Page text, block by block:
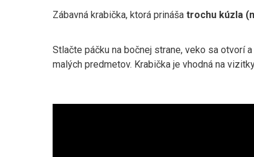
Zábavná krabička, ktorá prináša trochu kúzla
Stlačte páčku na bočnej strane, veko sa otvorí
malých predmetov. Krabička je vhodná na